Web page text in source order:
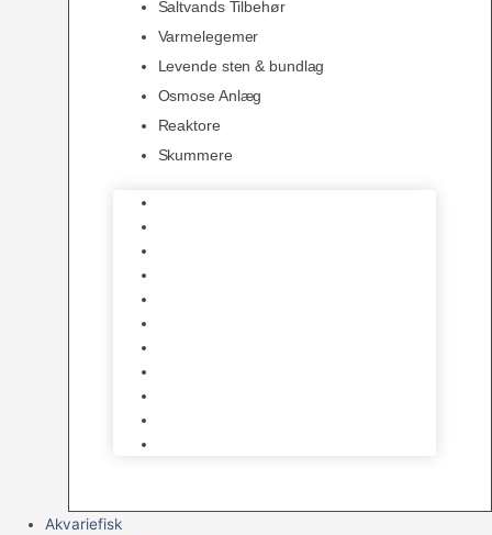
Saltvands Tilbehør
Varmelegemer
Levende sten & bundlag
Osmose Anlæg
Reaktore
Skummere
Akvariefisk